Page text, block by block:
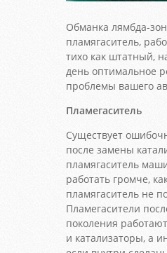
Обманка лямбда-
пламягаситель,
тихо как штатный,
день оптимальное
проблемы вашего
Пламегаситель
Существует
после замены
пламягаситель
работать громче,
пламягаситель не
Пламегасители
поколения
и катализаторы, а